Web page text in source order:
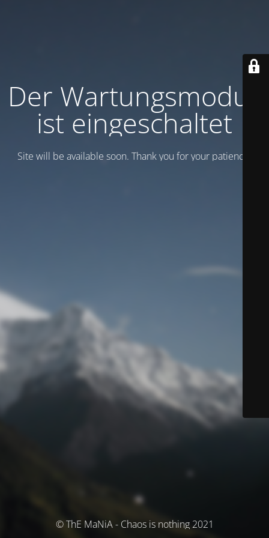
Der Wartungsmodus
ist eingeschaltet
Site will be available soon. Thank you for your patience!
© ThE MaNiA - Chaos is nothing 2021